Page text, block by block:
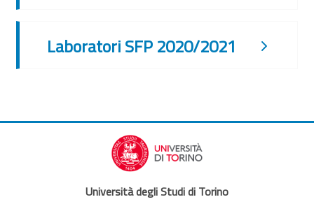
Laboratori SFP 2020/2021
Università degli Studi di Torino